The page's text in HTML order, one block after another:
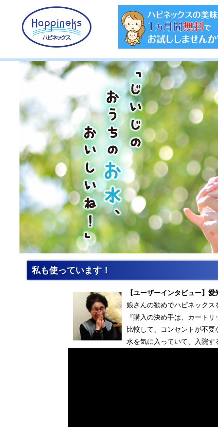
浄活水器ハピネックス/ＥＭ研究所
私も使っています！
【ユーザーインタビュー】
娘さんの勧めでハピネックス
『購入の決め手は、カート
比較して、コンセントが不
水を気に入っていて、入院